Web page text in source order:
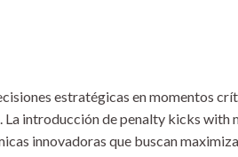
estratégicas en momentos
La introducción depenalty kicks with
innovadoras que buscan